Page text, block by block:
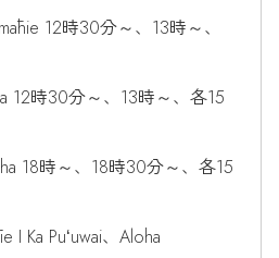
12時30分～、13時～、
12時30分～、13時～、各15
18時～、18時30分～、各15
I Ka Puʻuwai、Aloha